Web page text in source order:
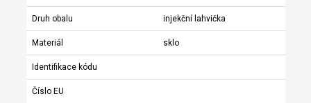
Druh obalu injekční lahvička
Materiál sklo
Identifikace kódu
Číslo EU